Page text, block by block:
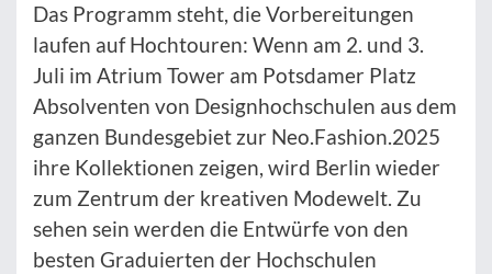
Das Programm steht, die Vorbereitungen
laufen auf Hochtouren: Wenn am 2. und 3.
Juli im Atrium Tower am Potsdamer Platz
Absolventen von Designhochschulen aus dem
ganzen Bundesgebiet zur Neo.Fashion.2025
ihre Kollektionen zeigen, wird Berlin wieder
zum Zentrum der kreativen Modewelt. Zu
sehen sein werden die Entwürfe von den
besten Graduierten der Hochschulen